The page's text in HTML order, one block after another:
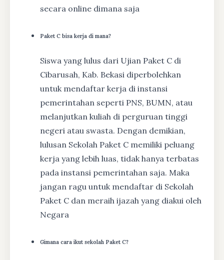
secara online dimana saja
Paket C bisa kerja di mana?
Siswa yang lulus dari Ujian Paket C di
Cibarusah, Kab. Bekasi diperbolehkan
untuk mendaftar kerja di instansi
pemerintahan seperti PNS, BUMN, atau
melanjutkan kuliah di perguruan tinggi
negeri atau swasta. Dengan demikian,
lulusan Sekolah Paket C memiliki peluang
kerja yang lebih luas, tidak hanya terbatas
pada instansi pemerintahan saja. Maka
jangan ragu untuk mendaftar di Sekolah
Paket C dan meraih ijazah yang diakui oleh
Negara
Gimana cara ikut sekolah Paket C?